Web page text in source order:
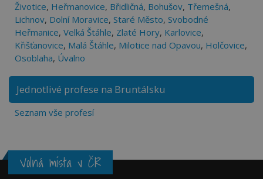
Životice, Heřmanovice, Břidličná, Bohušov, Třemešná,
Lichnov, Dolní Moravice, Staré Město, Svobodné
Heřmanice, Velká Štáhle, Zlaté Hory, Karlovice,
Křišťanovice, Malá Štáhle, Milotice nad Opavou, Holčovice,
Osoblaha, Úvalno
Jednotlivé profese na Bruntálsku
Seznam vše profesí
Volná místa v ČR